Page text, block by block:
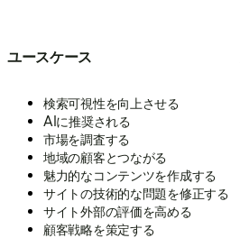
ユースケース
検索可視性を向上させる
AIに推奨される
市場を調査する
地域の顧客とつながる
魅力的なコンテンツを作成する
サイトの技術的な問題を修正する
サイト外部の評価を高める
顧客戦略を策定する